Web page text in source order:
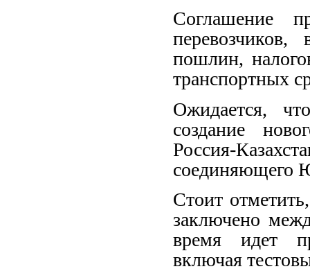
Соглашение
пошлин,
транспортных
Ожидается,
создание
Россия-
соединяющего
Стоит
заключено
время идет
включая